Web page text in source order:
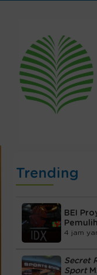
Trending
BEI
4 jam
Secret
Sport